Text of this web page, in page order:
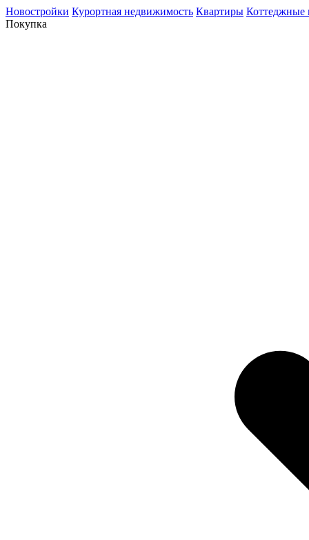
Новостройки Курортная недвижимость Квартиры Коттеджные
Покупка